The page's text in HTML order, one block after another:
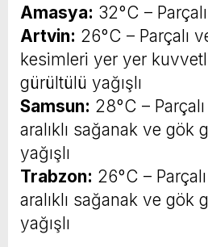
Amasya: 32°C –
Artvin: 26°C – Parçalı
kesimleri yer yer
gürültülü yağışlı
Samsun: 28°C –
aralıklı sağanak ve gök
yağışlı
Trabzon: 26°C –
aralıklı sağanak ve gök
yağışlı